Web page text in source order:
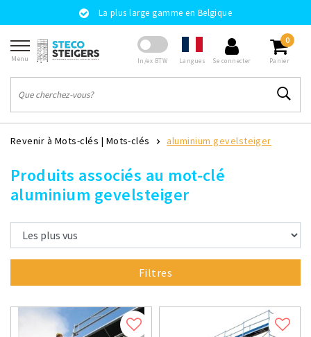
La plus large gamme en Belgique
Menu In/ex BTW Langues Se connecter
0
Panier
Revenir à Mots-clés | Mots-clés aluminium gevelsteiger
Produits associés au mot-clé
aluminium gevelsteiger
Filtres